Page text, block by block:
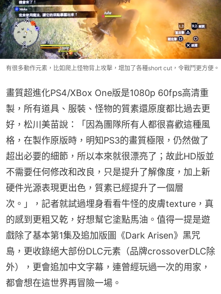
有很多動作元素，比如爬上怪物背上攻擊，增加了各種short cut，令戰鬥更方便。
畫質超進化PS4/XBox One版是1080p 60fps高清重
製，所有道具、服裝、怪物的質素還原度都比過去更
好，松川美苗說：「因為團隊所有人都很喜歡這種風
格，在製作原版時，明知PS3的畫質極限，仍然做了
超出必要的細節，所以本來就很漂亮了；故此HD版並
不需要任何修改和改良，只是提升了解像度，加上新
硬件光源表現更出色，質素已經提升了一個層
次。」，記者就試過埋身看看牛怪的皮膚texture，真
的感到更粗又乾，好想幫它塗點馬油。值得一提是遊
戲除了基本第1集及追加版圖《Dark Arisen》黑咒
島，更收錄絕大部份DLC元素（品牌crossoverDLC除
外），更會追加中文字幕，連曾經玩過一次的用家，
都會想在這世界再冒險一場。